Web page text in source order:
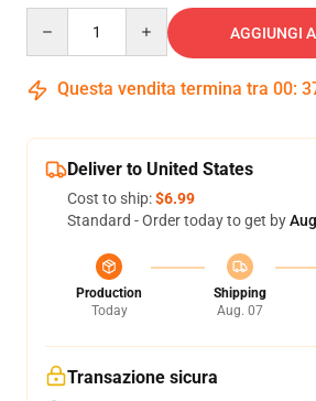
AGGIUNGI
Questa vendita termina tra 00:
Deliver to United States
Cost to ship:$6.99
Standard - Order today to get by
Production
Today
Shipping
Aug. 07
Transazione sicura